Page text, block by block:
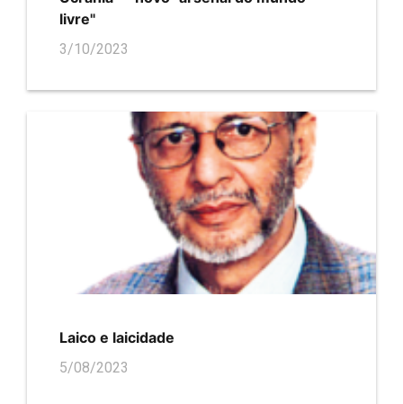
livre"
3/10/2023
Laico e laicidade
5/08/2023